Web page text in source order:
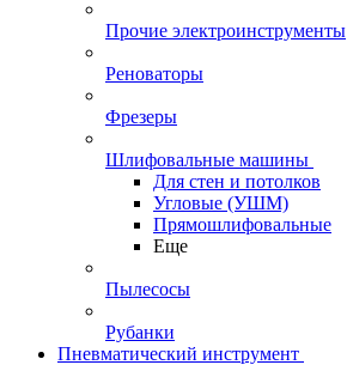
Прочие электроинструменты
Реноваторы
Фрезеры
Шлифовальные машины
Для стен и потолков
Угловые (УШМ)
Прямошлифовальные
Еще
Пылесосы
Рубанки
Пневматический инструмент